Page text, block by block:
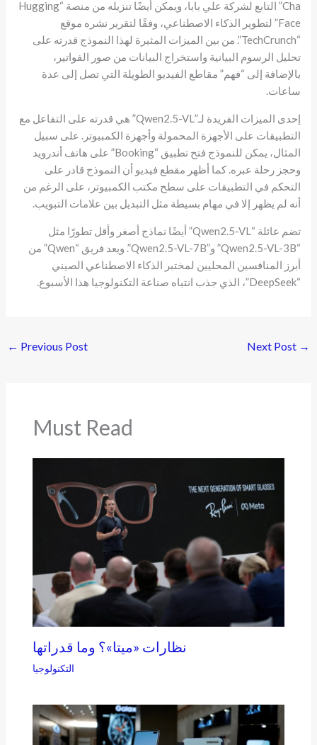
Cha” التابع لشركة علي بابا، ويمكن أيضًا تنزيله من منصة “Hugging
Face” لتطوير الذكاء الاصطناعي، وفقًا لتقرير نشره موقع
“TechCrunch”. من بين الميزات المثيرة لهذا النموذج قدرته على
تحليل الرسوم البيانية واستخراج البيانات من صور الفواتير،
بالإضافة إلى “فهم” مقاطع الفيديو الطويلة التي تصل إلى عدة
ساعات.
إحدى الميزات الفريدة لـ”Qwen2.5-VL” هي قدرته على التفاعل مع
التطبيقات على الأجهزة المحمولة وأجهزة الكمبيوتر. على سبيل
المثال، يمكن للنموذج فتح تطبيق “Booking” على هاتف أندرويد
وحجز رحلة عبره. كما أظهر مقطع فيديو أن النموذج قادر على
التحكم في التطبيقات على سطح مكتب الكمبيوتر، على الرغم من
أنه لم يظهر إلا في مهام بسيطة مثل التبديل بين علامات التبويب.
تضم عائلة “Qwen2.5-VL” أيضًا نماذج أصغر وأقل تطورًا مثل
“Qwen2.5-VL-3B” و”Qwen2.5-VL-7B”. ويعد فريق “Qwen” من
أبرز المنافسين المحليين لمختبر الذكاء الاصطناعي الصيني
“DeepSeek”، الذي جذب انتباه صناعة التكنولوجيا هذا الأسبوع.
← Previous Post Next Post →
Must Read
نظارات «ميتا»؟ وما قدراتها
التكنولوجيا